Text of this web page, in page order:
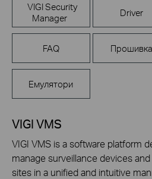
VIGI Security
Manager
Driver
FAQ Прошивка
Емулятори
VIGI VMS
VIGI VMS is a software platform
manage surveillance devices
sites in a unified and intuitive